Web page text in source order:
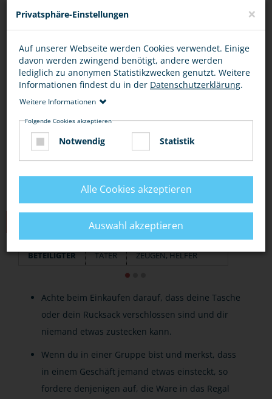
BEWERTUNG
DIESEN ARTIKEL ...
BETEILIGTER TÄTER ZEUGEN, HELFER
Achte beim Einkaufen darauf, dass deine Tasche
oder dein Rucksack verschlossen sind und dir
niemand etwas zustecken kann.
Wenn du in einer Gruppe bist und merkst, dass
in einem Geschäft jemand etwas einsteckt, so
fordere denjenigen auf, die Ware in das Regal
Privatsphäre-Einstellungen ×
Auf unserer Webseite werden Cookies verwendet. Einige
davon werden zwingend benötigt, andere werden
lediglich zu anonymen Statistikzwecken genutzt. Weitere
Informationen findest du in der Datenschutzerklärung.
Weitere Informationen
Folgende Cookies akzeptieren
Notwendig Statistik
Alle Cookies akzeptieren
Auswahl akzeptieren